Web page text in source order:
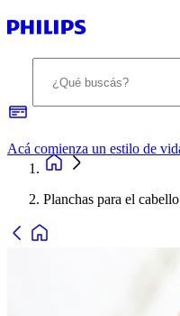
Planchas para el cabello